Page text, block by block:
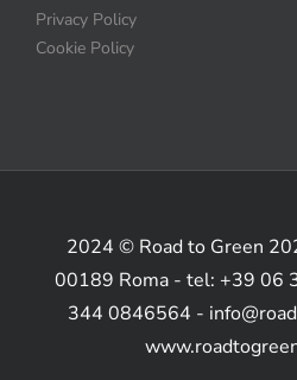
Privacy Policy
Cookie Policy
2024 © Road to Green
00189 Roma - tel: +39 06
344 0846564 -